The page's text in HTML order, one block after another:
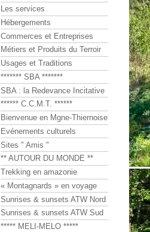
Les services
Hébergements
Commerces et Entreprises
Métiers et Produits du Terroir
Usages et Traditions
******* SBA *******
SBA : la Redevance Incitative
****** C.C.M.T. ******
Bienvenue en Mgne-Thiernoise
Evénements culturels
Sites " Amis "
** AUTOUR DU MONDE **
Trekking en amazonie
« Montagnards » en voyage
Sunrises & sunsets ATW Nord
Sunrises & sunsets ATW Sud
***** MELI-MELO *****